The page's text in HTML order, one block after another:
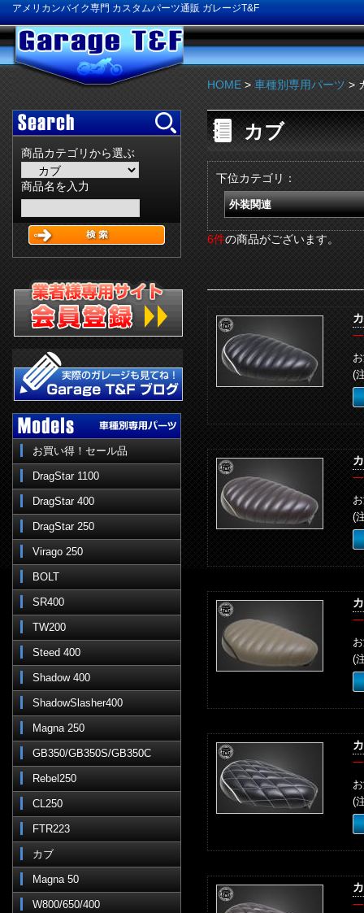
アメリカンバイク専門 カスタムパーツ通販 ガレージT&F
商品カテゴリから選ぶ
商品名を入力
お買い得！セール品
DragStar 1100
DragStar 400
DragStar 250
Virago 250
BOLT
SR400
TW200
Steed 400
Shadow 400
ShadowSlasher400
Magna 250
GB350/GB350S/GB350C
Rebel250
CL250
FTR223
カブ
Magna 50
W800/650/400
HOME > 車種別専用パーツ >
カブ
下位カテゴリ：
外装関連
6件の商品がございます。
(
(
(
(